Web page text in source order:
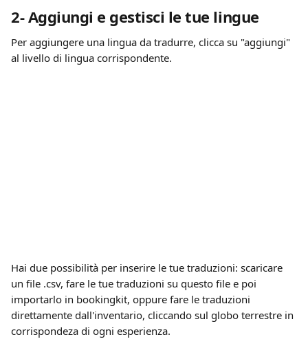
2- Aggiungi e gestisci le tue lingue
Per aggiungere una lingua da tradurre, clicca su "aggiungi"
al livello di lingua corrispondente.
Hai due possibilità per inserire le tue traduzioni: scaricare
un file .csv, fare le tue traduzioni su questo file e poi
importarlo in bookingkit, oppure fare le traduzioni
direttamente dall'inventario, cliccando sul globo terrestre in
corrispondeza di ogni esperienza.